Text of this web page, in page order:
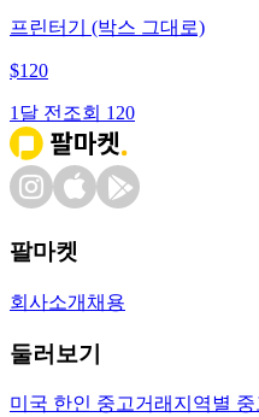
프린터기 (박스 그대로)
$120
1달 전 조회 120
팔마켓
회사소개 채용
둘러보기
미국 한인 중고거래 지역별 중